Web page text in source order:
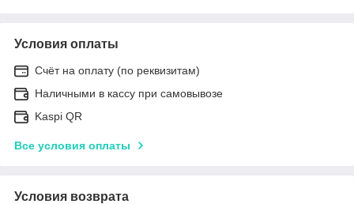
Условия оплаты
Счёт на оплату (по реквизитам)
Наличными в кассу при самовывозе
Kaspi QR
Все условия оплаты
Условия возврата